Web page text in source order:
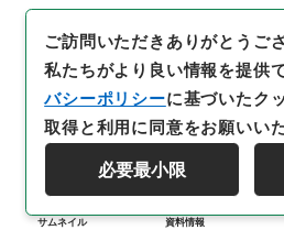
サムネイル 資料情報
ご訪問いただきありがとうご
私たちがより良い情報を提供
バシーポリシーに基づいたク
取得と利用に同意をお願いい
必要最小限